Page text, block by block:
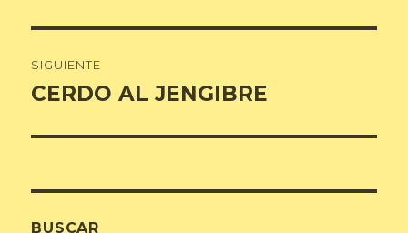
SIGUIENTE
Entrada
CERDO AL JENGIBRE
BUSCAR